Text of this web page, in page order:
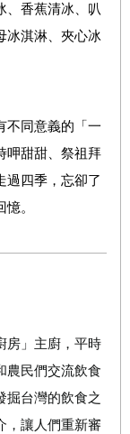
、香蕉清冰、叭
冰淇淋、夾心冰
不同意義的「一
呷甜甜、祭祖拜
過四季，忘卻了
。
房」主廚，平時
農民們交流飲食
掘台灣的飲食之
，讓人們重新審